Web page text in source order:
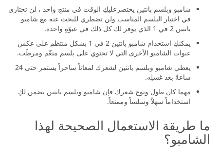
شامبو وبلسم بانتين يختصرعليكِ الوقت في منتج واحد ، لن تحتاري
في اختيار البلسم المناسب ولن تضطري للبحث عنه مع شامبو
بانتين 2 في 1 الذي يوفر لك كل ذلك في عبوّةٍ واحدة.
يمكنكِ استخدام شامبو بانتين 2 في 1 بشكل منتظم على عكس
عبوات الشامبو الأخرى التي لا تحتوي على بلسم منعّم ومرطّب.
يعطي شامبو وبلسم بانتين لشعرك لمعاناً ساحراً يستمر حتى 24
ساعةً بعد غسلِه.
مهما كان طول ونوع شعرك فإن شامبو وبلسم بانتين يضمن لكِ
استخداماً سهلاً وسلساً وممتعاً.
ما طريقة الاستعمال الصحيحة لهذا
الشامبو؟